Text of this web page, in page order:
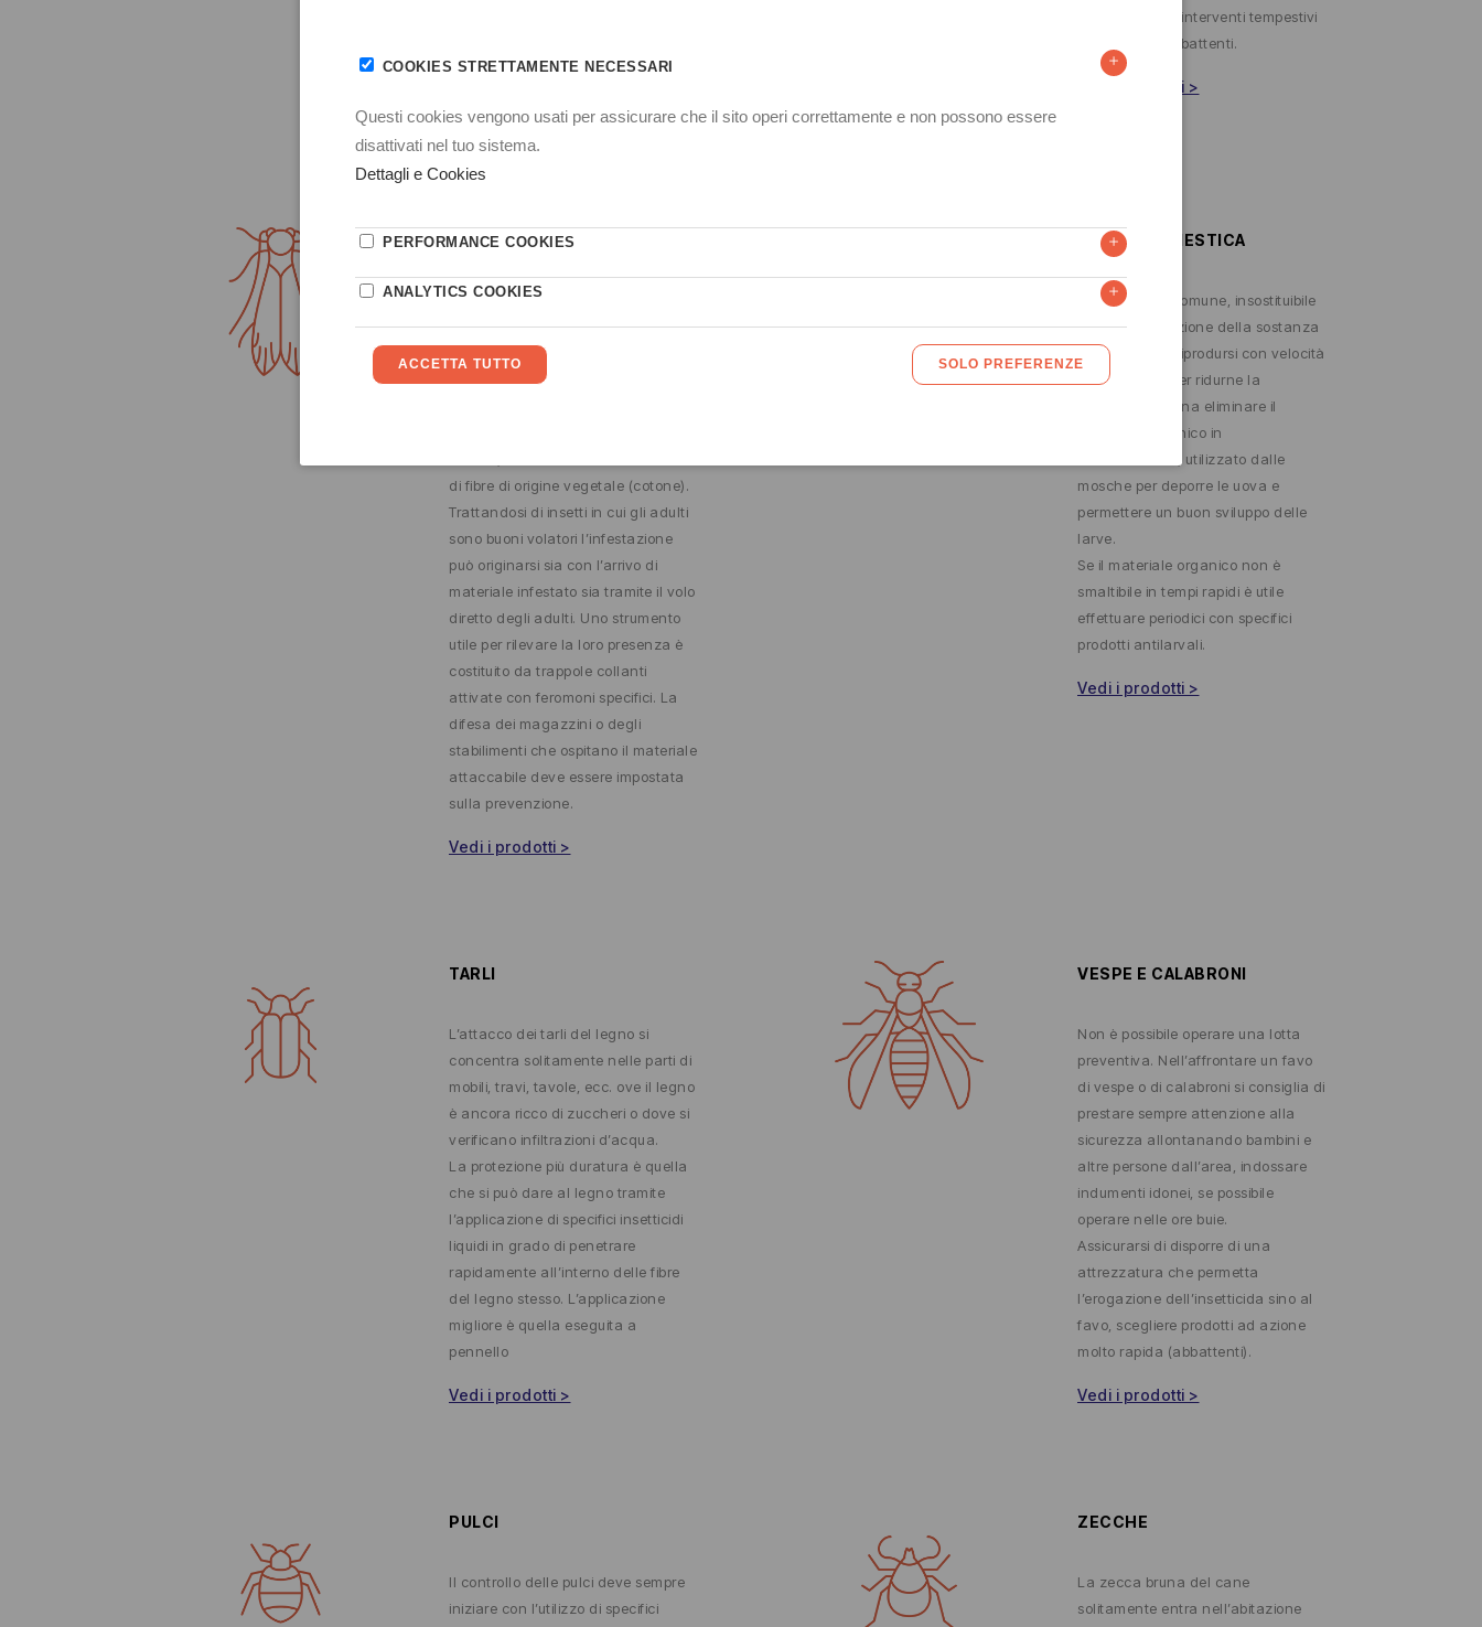
diretta di lotta.
Vedi i prodotti >
l’esecuzione di interventi tempestivi
con prodotti abbattenti.
Vedi i prodotti >
TARME DEI TESSUTI
Questi insetti fanno parte dell’ordine
Lepidotteri (farfalle) appartenenti
alla famiglia Tineidi le cui larve sono
in grado di nutrirsi su particolari
di fibre di origine vegetale (cotone).
Trattandosi di insetti in cui gli adulti
sono buoni volatori l’infestazione
può originarsi sia con l’arrivo di
materiale infestato sia tramite il volo
diretto degli adulti. Uno strumento
utile per rilevare la loro presenza è
costituito da trappole collanti
attivate con feromoni specifici. La
difesa dei magazzini o degli
stabilimenti che ospitano il materiale
attaccabile deve essere impostata
sulla prevenzione.
Vedi i prodotti >
MOSCA DOMESTICA
La mosca più comune, insostituibile
nella degradazione della sostanza
organica, può riprodursi con velocità
elevatissima. Per ridurne la
presenza bisogna eliminare il
materiale organico in
fermentazione, utilizzato dalle
mosche per deporre le uova e
permettere un buon sviluppo delle
larve.
Se il materiale organico non è
smaltibile in tempi rapidi è utile
effettuare periodici con specifici
prodotti antilarvali.
Vedi i prodotti >
TARLI
L’attacco dei tarli del legno si
concentra solitamente nelle parti di
mobili, travi, tavole, ecc. ove il legno
è ancora ricco di zuccheri o dove si
verificano infiltrazioni d’acqua.
La protezione più duratura è quella
che si può dare al legno tramite
l’applicazione di specifici insetticidi
liquidi in grado di penetrare
rapidamente all’interno delle fibre
del legno stesso. L’applicazione
migliore è quella eseguita a
pennello
Vedi i prodotti >
VESPE E CALABRONI
Non è possibile operare una lotta
preventiva. Nell’affrontare un favo
di vespe o di calabroni si consiglia di
prestare sempre attenzione alla
sicurezza allontanando bambini e
altre persone dall’area, indossare
indumenti idonei, se possibile
operare nelle ore buie.
Assicurarsi di disporre di una
attrezzatura che permetta
l’erogazione dell’insetticida sino al
favo, scegliere prodotti ad azione
molto rapida (abbattenti).
Vedi i prodotti >
PULCI
Il controllo delle pulci deve sempre
iniziare con l’utilizzo di specifici
ZECCHE
La zecca bruna del cane
solitamente entra nell’abitazione